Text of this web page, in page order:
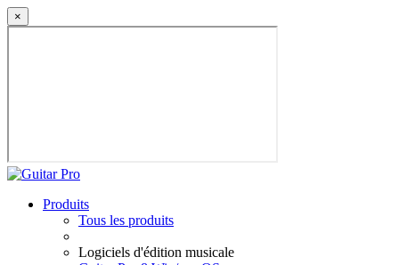
×
Produits
Tous les produits
Logiciels d'édition musicale